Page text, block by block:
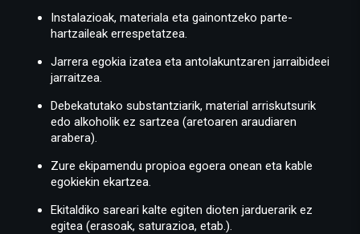
Instalazioak, materiala eta gainontzeko parte-
hartzaileak errespetatzea.
Jarrera egokia izatea eta antolakuntzaren jarraibideei
jarraitzea.
Debekatutako substantziarik, material arriskutsurik
edo alkoholik ez sartzea (aretoaren araudiaren
arabera).
Zure ekipamendu propioa egoera onean eta kable
egokiekin ekartzea.
Ekitaldiko sareari kalte egiten dioten jarduerarik ez
egitea (erasoak, saturazioa, etab.).